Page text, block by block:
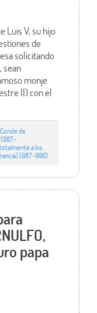
Luis V, su hijo
de
solicitando
sean
monje
II) con el
de
(987-
totalmente a los
(987-996)
papa